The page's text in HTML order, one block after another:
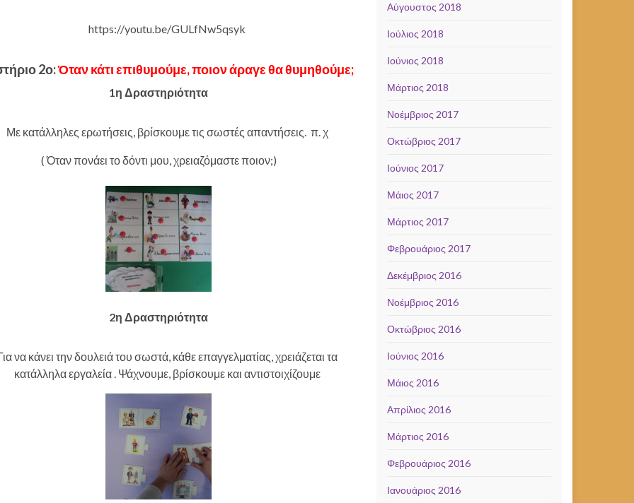
https://youtu.be/GULfNw5qsyk
2ο:Όταν κάτι επιθυμούμε, ποιον άραγε θα θυμηθούμε;
1η Δραστηριότητα
Με κατάλληλες ερωτήσεις, βρίσκουμε τις σωστές απαντήσεις. π. χ
( Όταν πονάει το δόντι μου, χρειαζόμαστε ποιον;)
2η Δραστηριότητα
να κάνει την δουλειά του σωστά, κάθε επαγγελματίας, χρειάζεται τα
κατάλληλα εργαλεία . Ψάχνουμε, βρίσκουμε και αντιστοιχίζουμε
Αύγουστος 2018
Ιούλιος 2018
Ιούνιος 2018
Μάρτιος 2018
Νοέμβριος 2017
Οκτώβριος 2017
Ιούνιος 2017
Μάιος 2017
Μάρτιος 2017
Φεβρουάριος 2017
Δεκέμβριος 2016
Νοέμβριος 2016
Οκτώβριος 2016
Ιούνιος 2016
Μάιος 2016
Απρίλιος 2016
Μάρτιος 2016
Φεβρουάριος 2016
Ιανουάριος 2016